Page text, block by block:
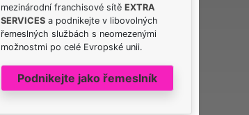
mezinárodní franchisové sítěEXTRA
SERVICES a podnikejte v libovolných
řemeslných službách s neomezenými
možnostmi po celé Evropské unii.
Podnikejte jako řemeslník